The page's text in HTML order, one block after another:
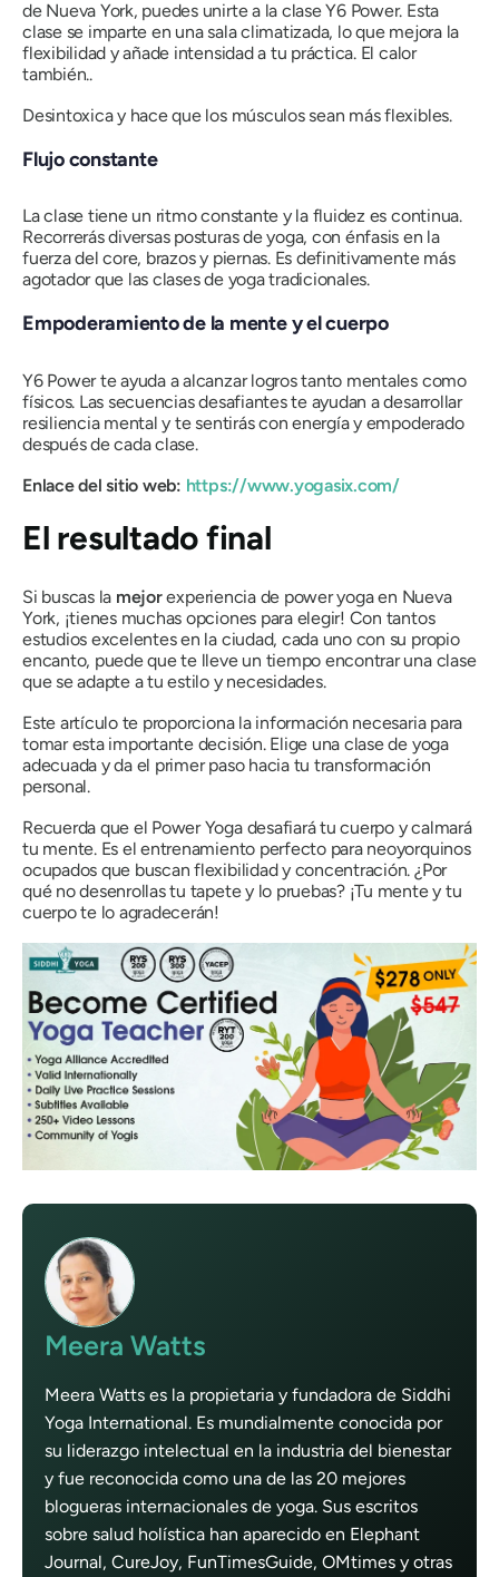
de Nueva York, puedes unirte a la clase Y6 Power. Esta
clase se imparte en una sala climatizada, lo que mejora la
flexibilidad y añade intensidad a tu práctica. El calor
también..
Desintoxica y hace que los músculos sean más flexibles.
Flujo constante
La clase tiene un ritmo constante y la fluidez es continua.
Recorrerás diversas posturas de yoga, con énfasis en la
fuerza del core, brazos y piernas. Es definitivamente más
agotador que las clases de yoga tradicionales.
Empoderamiento de la mente y el cuerpo
Y6 Power te ayuda a alcanzar logros tanto mentales como
físicos. Las secuencias desafiantes te ayudan a desarrollar
resiliencia mental y te sentirás con energía y empoderado
después de cada clase.
Enlace del sitio web: https://www.yogasix.com/
El resultado final
Si buscas la mejorexperiencia de power yoga en Nueva
York, ¡tienes muchas opciones para elegir! Con tantos
estudios excelentes en la ciudad, cada uno con su propio
encanto, puede que te lleve un tiempo encontrar una clase
que se adapte a tu estilo y necesidades.
Este artículo te proporciona la información necesaria para
tomar esta importante decisión. Elige una clase de yoga
adecuada y da el primer paso hacia tu transformación
personal.
Recuerda que el Power Yoga desafiará tu cuerpo y calmará
tu mente. Es el entrenamiento perfecto para neoyorquinos
ocupados que buscan flexibilidad y concentración. ¿Por
qué no desenrollas tu tapete y lo pruebas? ¡Tu mente y tu
cuerpo te lo agradecerán!
Meera Watts
Meera Watts es la propietaria y fundadora de Siddhi
Yoga International. Es mundialmente conocida por
su liderazgo intelectual en la industria del bienestar
y fue reconocida como una de las 20 mejores
blogueras internacionales de yoga. Sus escritos
sobre salud holística han aparecido en Elephant
Journal, CureJoy, FunTimesGuide, OMtimes y otras